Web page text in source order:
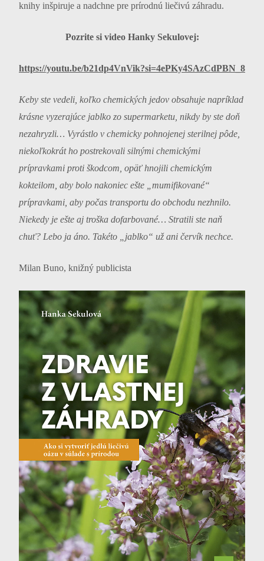
knihy inšpiruje a nadchne pre prírodnú liečivú záhradu.
Pozrite si video Hanky Sekulovej:
https://youtu.be/b21dp4VnVik?si=4ePKy4SAzCdPBN_8
Keby ste vedeli, koľko chemických jedov obsahuje napríklad
krásne vyzerajúce jablko zo supermarketu, nikdy by ste doň
nezahryzli… Vyrástlo v chemicky pohnojenej sterilnej pôde,
niekoľkokrát ho postrekovali silnými chemickými
prípravkami proti škodcom, opäť hnojili chemickým
kokteilom, aby bolo nakoniec ešte „mumifikované“
prípravkami, aby počas transportu do obchodu nezhnilo.
Niekedy je ešte aj troška dofarbované… Stratili ste naň
chuť? Lebo ja áno. Takéto „jablko“ už ani červík nechce.
Milan Buno, knižný publicista